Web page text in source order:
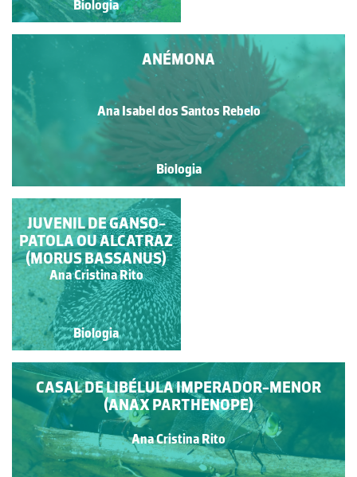
Biologia
Biologia
ANÉMONA
Ana Isabel dos Santos Rebelo
Biologia
UM MACACO-
CANGREJERO NA
FLORESTA
Maria Manuela Amaro de
Matos
Biologia
JUVENIL DE GANSO-
PATOLA OU ALCATRAZ
(MORUS BASSANUS)
Ana Cristina Rito
Biologia
CASAL DE LIBÉLULA IMPERADOR-MENOR
(ANAX PARTHENOPE)
Ana Cristina Rito